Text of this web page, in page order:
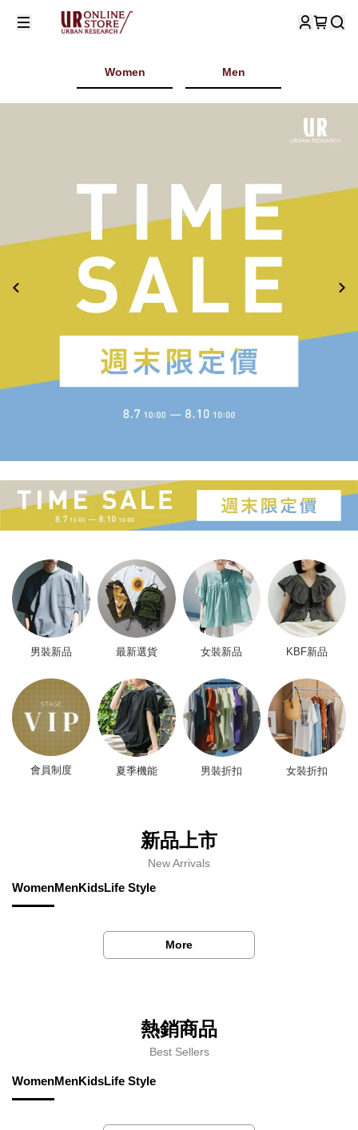
Women Men
男裝新品 最新選貨 女裝新品 KBF新品
會員制度 夏季機能 男裝折扣 女裝折扣
新品上市
New Arrivals
WomenMenKidsLife Style
More
熱銷商品
Best Sellers
WomenMenKidsLife Style